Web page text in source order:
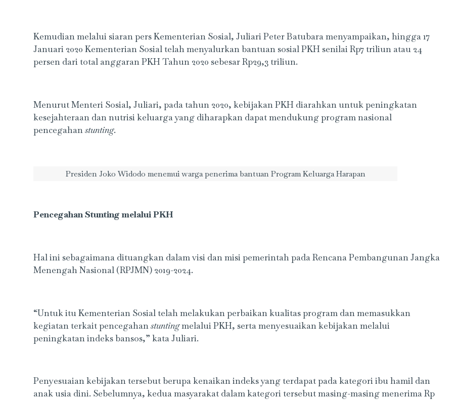
Kemudian melalui siaran pers Kementerian Sosial, Juliari Peter Batubara menyampaikan, hingga 17
Januari 2020 Kementerian Sosial telah menyalurkan bantuan sosial PKH senilai Rp7 triliun atau 24
persen dari total anggaran PKH Tahun 2020 sebesar Rp29,3 triliun.
Menurut Menteri Sosial, Juliari, pada tahun 2020, kebijakan PKH diarahkan untuk peningkatan
kesejahteraan dan nutrisi keluarga yang diharapkan dapat mendukung program nasional
pencegahanstunting.
Presiden Joko Widodo menemui warga penerima bantuan Program Keluarga Harapan
Pencegahan Stunting melalui PKH
Hal ini sebagaimana dituangkan dalam visi dan misi pemerintah pada Rencana Pembangunan Jangka
Menengah Nasional (RPJMN) 2019-2024.
“Untuk itu Kementerian Sosial telah melakukan perbaikan kualitas program dan memasukkan
kegiatan terkait pencegahanstuntingmelalui PKH, serta menyesuaikan kebijakan melalui
peningkatan indeks bansos,” kata Juliari.
Penyesuaian kebijakan tersebut berupa kenaikan indeks yang terdapat pada kategori ibu hamil dan
anak usia dini. Sebelumnya, kedua masyarakat dalam kategori tersebut masing-masing menerima Rp